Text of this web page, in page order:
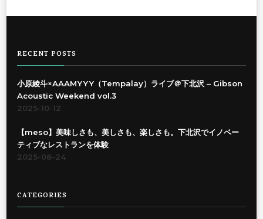
RECENT POSTS
小原綾斗×AAAMYYY（Tempalay）ライブ＠下北沢 – Gibson
Acoustic Weekend vol.3
2025-10-12
【meso】美味しさも、美しさも、楽しさも。下北沢でイノベー
ティブなレストランを体験
2025-08-24
CATEGORIES